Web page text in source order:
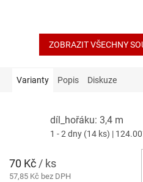
hvězdiček.ZOBRAZIT VŠECHNY
Varianty Popis Diskuze
díl_hořáku: 3,4 m
1 - 2 dny (14 ks) |
70 Kč / ks
57,85 Kč bez DPH